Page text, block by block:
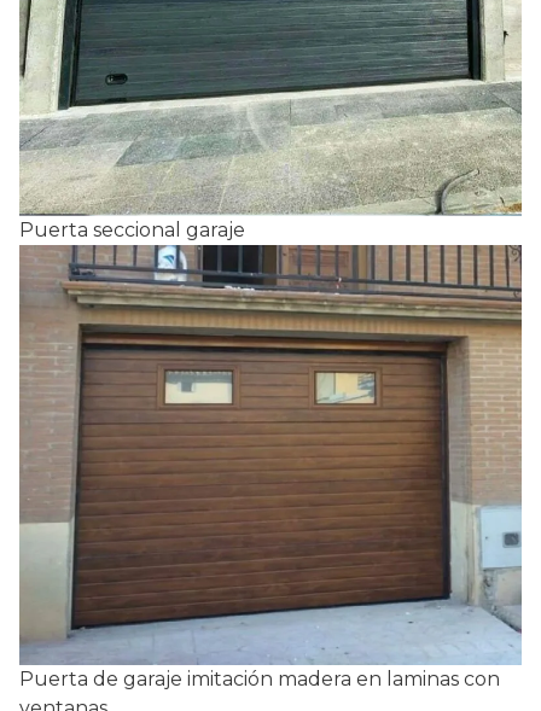
Puerta seccional garaje
Puerta de garaje imitación madera en laminas con